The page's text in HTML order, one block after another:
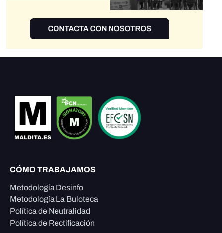
CÓMO TRABAJAMOS
Metodología Desinfo
Metodología La Buloteca
Política de Neutralidad
Política de Rectificación